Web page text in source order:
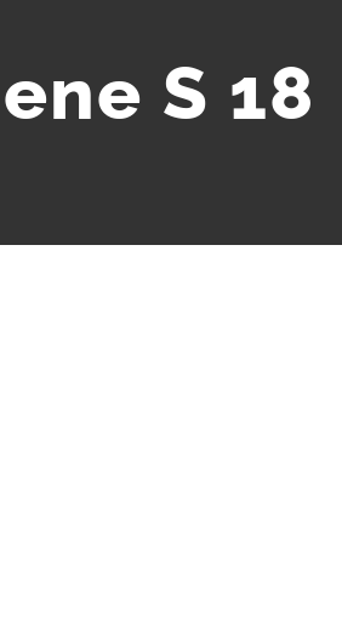
S 18